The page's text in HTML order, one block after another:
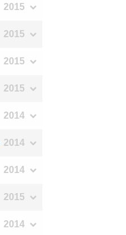
2015
2015
2015
2015
2014
2014
2014
2015
2014